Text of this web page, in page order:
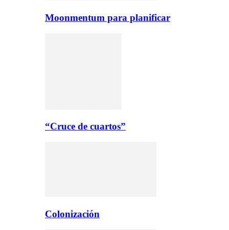
Moonmentum para planificar
“Cruce de cuartos”
Colonización